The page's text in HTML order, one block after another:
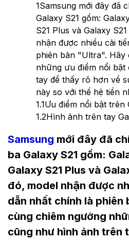
1Samsung mới đây đã
Galaxy S21 gồm:
S21 Plus và Galaxy
nhận được nhiều cải
phiên bản "Ultra". Hãy
những ưu điểm nổi
tay để thấy rõ hơn về
này so với thế hệ tiền
1.1Ưu điểm nổi bật trên
1.2Hình ảnh trên tay
Samsung mới đây đã
ba Galaxy S21 gồm:
Galaxy S21 Plus và
đó, model nhận được
dẫn nhất chính là phiên
cùng chiêm ngưỡng
cũng như hình ảnh trên